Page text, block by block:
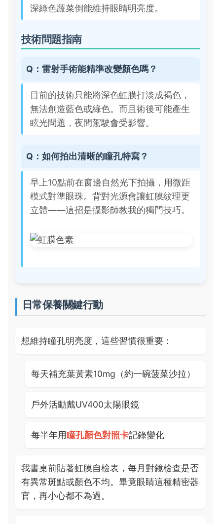
深綠色蔬菜倒能維持眼睛明亮度。
技術問題指南
Q：雷射手術能精準改變顏色嗎？
目前的技術只能將深色虹膜打淡成褐色，
無法創造藍色或綠色。而且術後可能產生
眩光問題，夜間駕駛會受影響。
Q：如何拍出清晰的瞳孔特寫？
早上10點前在窗邊自然光下拍攝，用微距
模式對準眼珠。背對光源會讓虹膜紋理更
立體——這招是攝影師教我的獨門技巧。
日常保養關鍵行動
想維持瞳孔明亮度，這些習慣很重要：
每天補充葉黃素10mg（約一碗菠菜沙拉）
戶外活動戴UV400太陽眼鏡
每半年用瞳孔顏色對照卡記錄變化
我書桌前貼著虹膜自檢表，每月對鏡檢查是否
有異常斑點或顏色不均。畢竟眼睛這種精密器
官，再小心都不為過。